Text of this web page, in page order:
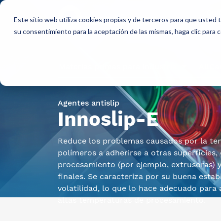
Este sitio web utiliza cookies propias y de terceros para que usted
su consentimiento para la aceptación de las mismas, haga clic para
Agentes antislip
Innoslip-E
Reduce los problemas causados por la
polímeros a adherirse a otras superficies,
procesamiento (por ejemplo, extrusoras)
finales. Se caracteriza por su buena
volatilidad, lo que lo hace adecuado para
altas temperaturas de procesamiento.